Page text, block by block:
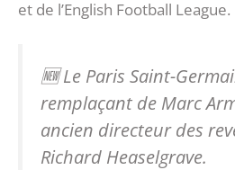
et de l’English Football League.
🆕 Le Paris Saint-
remplaçant de Marc
ancien directeur des
Richard Heaselgrave.